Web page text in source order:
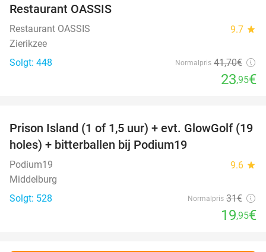
Restaurant OASSIS
Restaurant OASSIS 9.7 star
Zierikzee
Solgt: 448
Normalpris 41,70€
23,95€
36%
Prison Island (1 of 1,5 uur) + evt. GlowGolf (19
holes) + bitterballen bij Podium19
Podium19 9.6 star
Middelburg
Solgt: 528
Normalpris 31€
19,95€